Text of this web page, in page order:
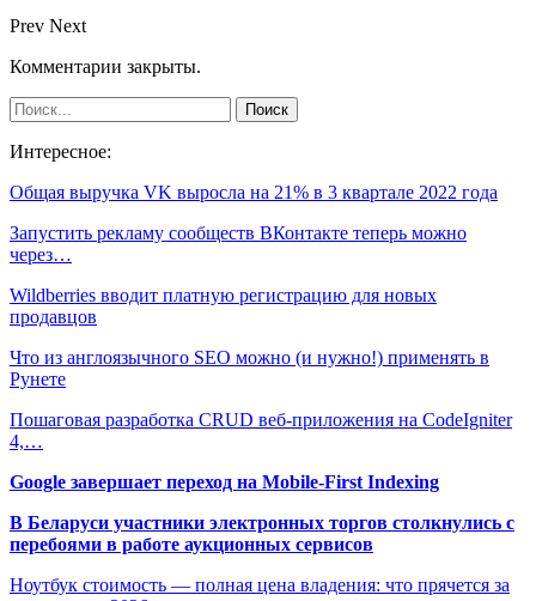
Prev Next
Комментарии закрыты.
Интересное:
Общая выручка VK выросла на 21% в 3 квартале 2022 года
Запустить рекламу сообществ ВКонтакте теперь можно
через…
Wildberries вводит платную регистрацию для новых
продавцов
Что из англоязычного SEO можно (и нужно!) применять в
Рунете
Пошаговая разработка CRUD веб-приложения на CodeIgniter
4,…
Google завершает переход на Mobile-First Indexing
В Беларуси участники электронных торгов столкнулись с
перебоями в работе аукционных сервисов
Ноутбук стоимость — полная цена владения: что прячется за